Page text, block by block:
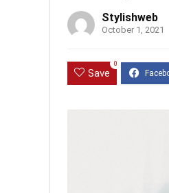
Stylishweb
October 1, 2021
Save
0